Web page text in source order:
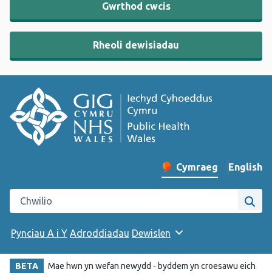
Gwrthod cwcis
Rheoli dewisiadau
Newid iaith y wefan
Cymraeg English
–
Chwilio gwefan Iechyd Cyhoeddus Cymru
Pynciau A i Y Adroddiadau Dewislen
BETA
Mae hwn yn wefan newydd - byddem yn croesawu eich